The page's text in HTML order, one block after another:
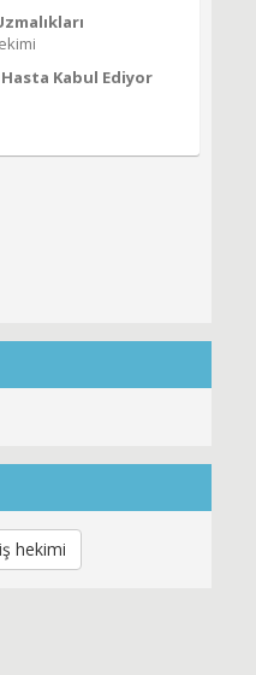
Kabul Ediyor
hekimi